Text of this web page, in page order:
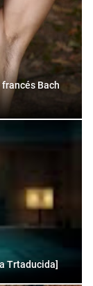
Bach
Trtaducida]